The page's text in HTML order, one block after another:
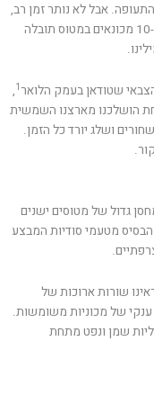
אבל לא נותר זמן רב,
ובדצמבר 1964 יצאנו קבוצה של שישה טייסים וכ-10 מכונאים במטוס תובלה
שטודאן בעמק הלואר1
,
אחת הושלכנו מארצנו השמשית
ושלג יורד כל הזמן.
גדול של מטוסים ישנים
מטעמי סודיות המבצע
שורות ארוכות של
של מכוניות משומשות.
שמן ונפט מתחת